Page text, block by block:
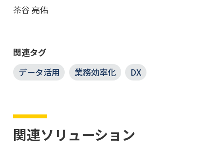
茶谷 亮佑
関連タグ
データ活用
業務効率化 DX
関連ソリューション